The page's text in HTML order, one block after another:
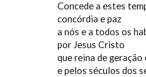
Concede a estes
concórdia e paz
a nós e a todos os
por Jesus Cristo
que reina de geração
e pelos séculos dos